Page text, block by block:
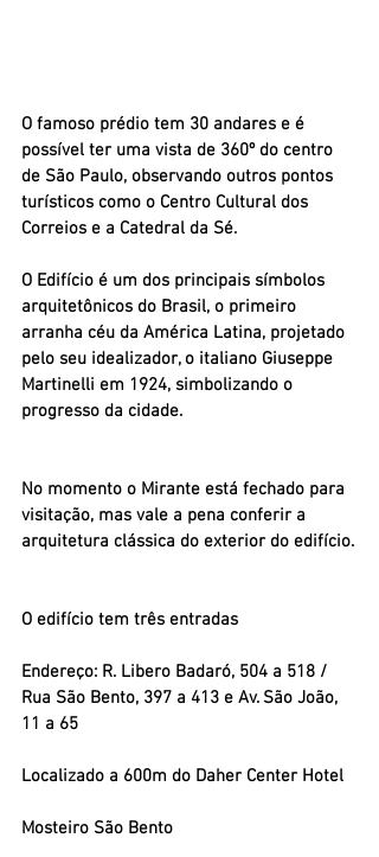
O famoso prédio tem 30 andares e é
possível ter uma vista de 360º do centro
de São Paulo, observando outros pontos
turísticos como o Centro Cultural dos
Correios e a Catedral da Sé.
O Edifício é um dos principais símbolos
arquitetônicos do Brasil, o primeiro
arranha céu da América Latina, projetado
pelo seu idealizador, o italiano Giuseppe
Martinelli em 1924, simbolizando o
progresso da cidade.
No momento o Mirante está fechado para
visitação, mas vale a pena conferir a
arquitetura clássica do exterior do edifício.
O edifício tem três entradas
Endereço: R. Libero Badaró, 504 a 518 /
Rua São Bento, 397 a 413 e Av. São João,
11 a 65
Localizado a 600m do Daher Center Hotel
Mosteiro São Bento